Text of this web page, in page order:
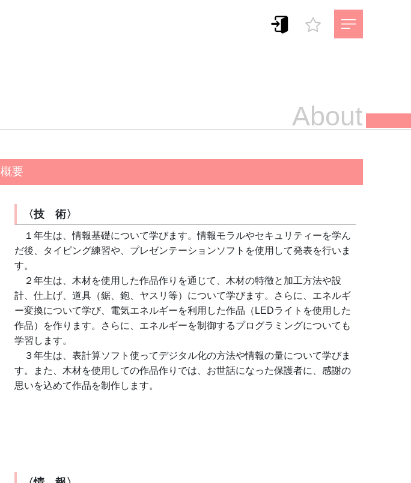
About
概要
〈技 術〉
１年生は、情報基礎について学びます。情報モラルやセキュリティーを学ん
だ後、タイピング練習や、プレゼンテーションソフトを使用して発表を行いま
す。
２年生は、木材を使用した作品作りを通じて、木材の特徴と加工方法や設
計、仕上げ、道具（鋸、鉋、ヤスリ等）について学びます。さらに、エネルギ
ー変換について学び、電気エネルギーを利用した作品（LEDライトを使用した
作品）を作ります。さらに、エネルギーを制御するプログラミングについても
学習します。
３年生は、表計算ソフト使ってデジタル化の方法や情報の量について学びま
す。また、木材を使用しての作品作りでは、お世話になった保護者に、感謝の
思いを込めて作品を制作します。